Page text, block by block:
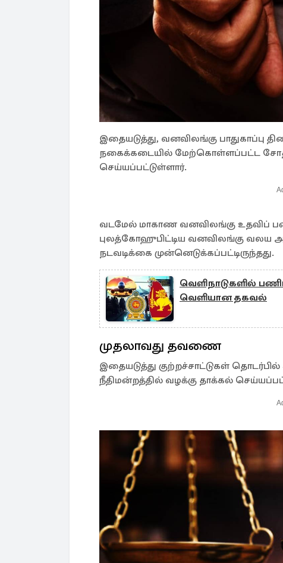
இதையடுத்து, வனவிலங்கு பாதுகாப்பு
நகைக்கடையில் மேற்கொள்ளப்பட்ட
செய்யப்பட்டுள்ளார்.
வடமேல் மாகாண வனவிலங்கு உதவிப்
புலத்கோஹுபிட்டிய வனவிலங்கு
நடவடிக்கை முன்னெடுக்கப்பட்டிருந்தது.
வெளிநாடுகளில்
வெளியான தகவல்
முதலாவது தவணை
இதையடுத்து குற்றச்சாட்டுகள்
நீதிமன்றத்தில் வழக்கு தாக்கல்